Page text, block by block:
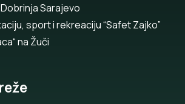
Sarajevo
sport i rekreaciju “Safet Zajko”
na Žuči